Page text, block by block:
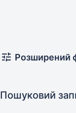
Розширений
Пошуковий